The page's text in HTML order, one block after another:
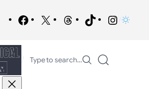
Facebook
X ThreadsTikTok
/ Type to search…